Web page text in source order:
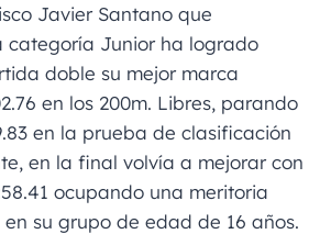
Javier Santano que
categoría Junior ha logrado
doble su mejor marca
en los 200m. Libres, parando
en la prueba de clasificación
en la final volvía a mejorar con
ocupando una meritoria
su grupo de edad de 16 años.